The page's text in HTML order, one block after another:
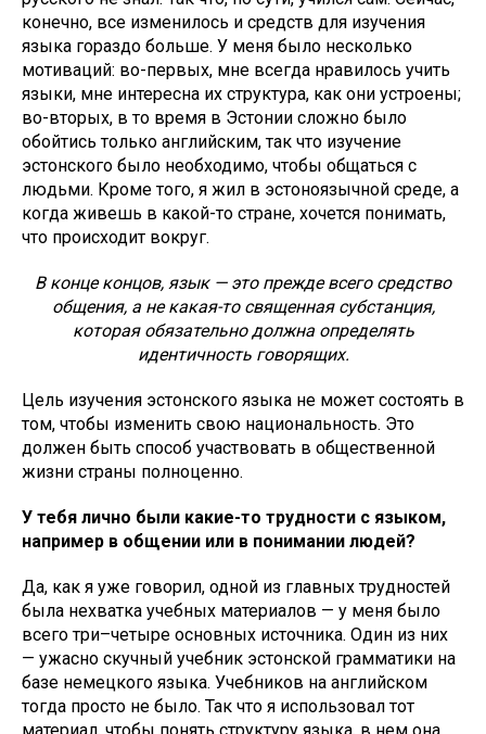
конечно, все изменилось и средств для изучения
языка гораздо больше. У меня было несколько
мотиваций: во-первых, мне всегда нравилось учить
языки, мне интересна их структура, как они устроены;
во-вторых, в то время в Эстонии сложно было
обойтись только английским, так что изучение
эстонского было необходимо, чтобы общаться с
людьми. Кроме того, я жил в эстоноязычной среде, а
когда живешь в какой-то стране, хочется понимать,
что происходит вокруг.
В конце концов, язык — это прежде всего средство
общения, а не какая-то священная субстанция,
которая обязательно должна определять
идентичность говорящих.
Цель изучения эстонского языка не может состоять в
том, чтобы изменить свою национальность. Это
должен быть способ участвовать в общественной
жизни страны полноценно.
У тебя лично были какие-то трудности с языком,
например в общении или в понимании людей?
Да, как я уже говорил, одной из главных трудностей
была нехватка учебных материалов — у меня было
всего три–четыре основных источника. Один из них
— ужасно скучный учебник эстонской грамматики на
базе немецкого языка. Учебников на английском
тогда просто не было. Так что я использовал тот